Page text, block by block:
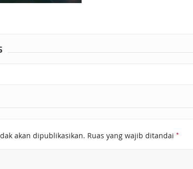
akan dipublikasikan. Ruas yang wajib ditandai *